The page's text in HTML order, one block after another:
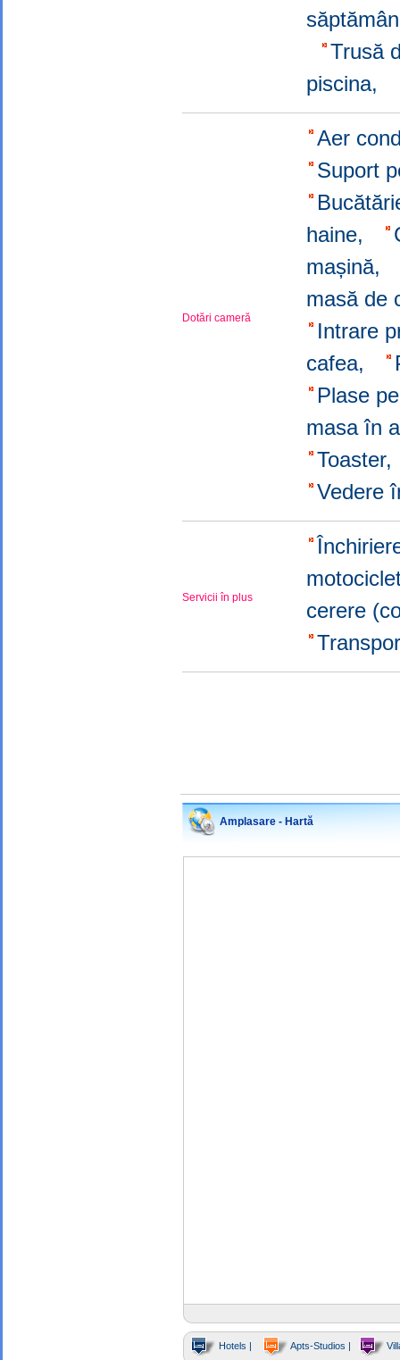
Trusă
piscina,
Dotări cameră
Aer
Suport
haine,
mașină,
masă
Intrare
cafea,
Plase
masa în
Vedere
Servicii în plus
cerere
Amplasare - Hartă
Hotels | Apts-Studios |